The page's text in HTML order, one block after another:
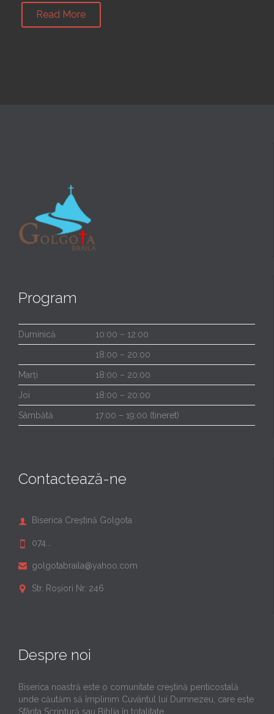
Read More
Program
Duminică 10:00 – 12:00
18:00 – 20:00
Marți 18:00 – 20:00
Joi 18:00 – 20:00
Sâmbătă 17:00 – 19:00 (tineret)
Contactează-ne
 Biserica Creștină Golgota
 074...
 golgotabraila@yahoo.com
 Str. Roșiori Nr. 246
Despre noi
Biserica noastră este o comunitate creştină penticostală
unde căutăm să împlinim Cuvântul lui Dumnezeu, care este
Sfânta Scriptură sau Biblia în totalitate.